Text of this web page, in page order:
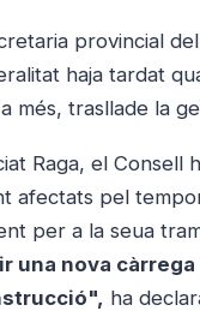
provincial
haja tardat
més, trasllade la
Raga, el
afectats pel
per a la seua
una nova
ha